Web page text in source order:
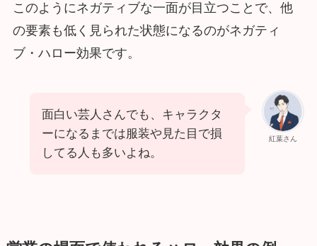
このようにネガティブな一面が目立つことで、他
の要素も低く見られた状態になるのがネガティ
ブ・ハロー効果です。
紅葉さん
面白い芸人さんでも、キャラクタ
ーになるまでは服装や見た目で損
してる人も多いよね。